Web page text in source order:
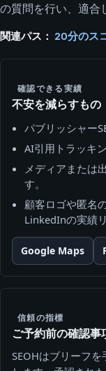
の質問を行い、適合
関連パス： 20分のス
確認できる実績
不安を減らすもの
パブリッシャー
AI引用トラッキ
メディアまたは
す。
顧客ロゴや匿名
LinkedInの実績
Google Maps
信頼の指標
ご予約前の確認事
SEOHはブリーフ